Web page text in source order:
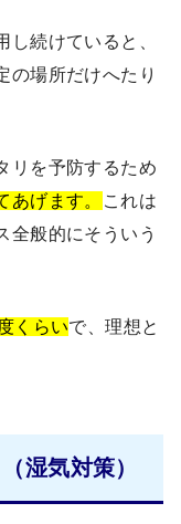
し続けていると、
の場所だけへたり
リを予防するため
あげます。
これは
全般的にそういう
くらいで、理想と
湿気対策）